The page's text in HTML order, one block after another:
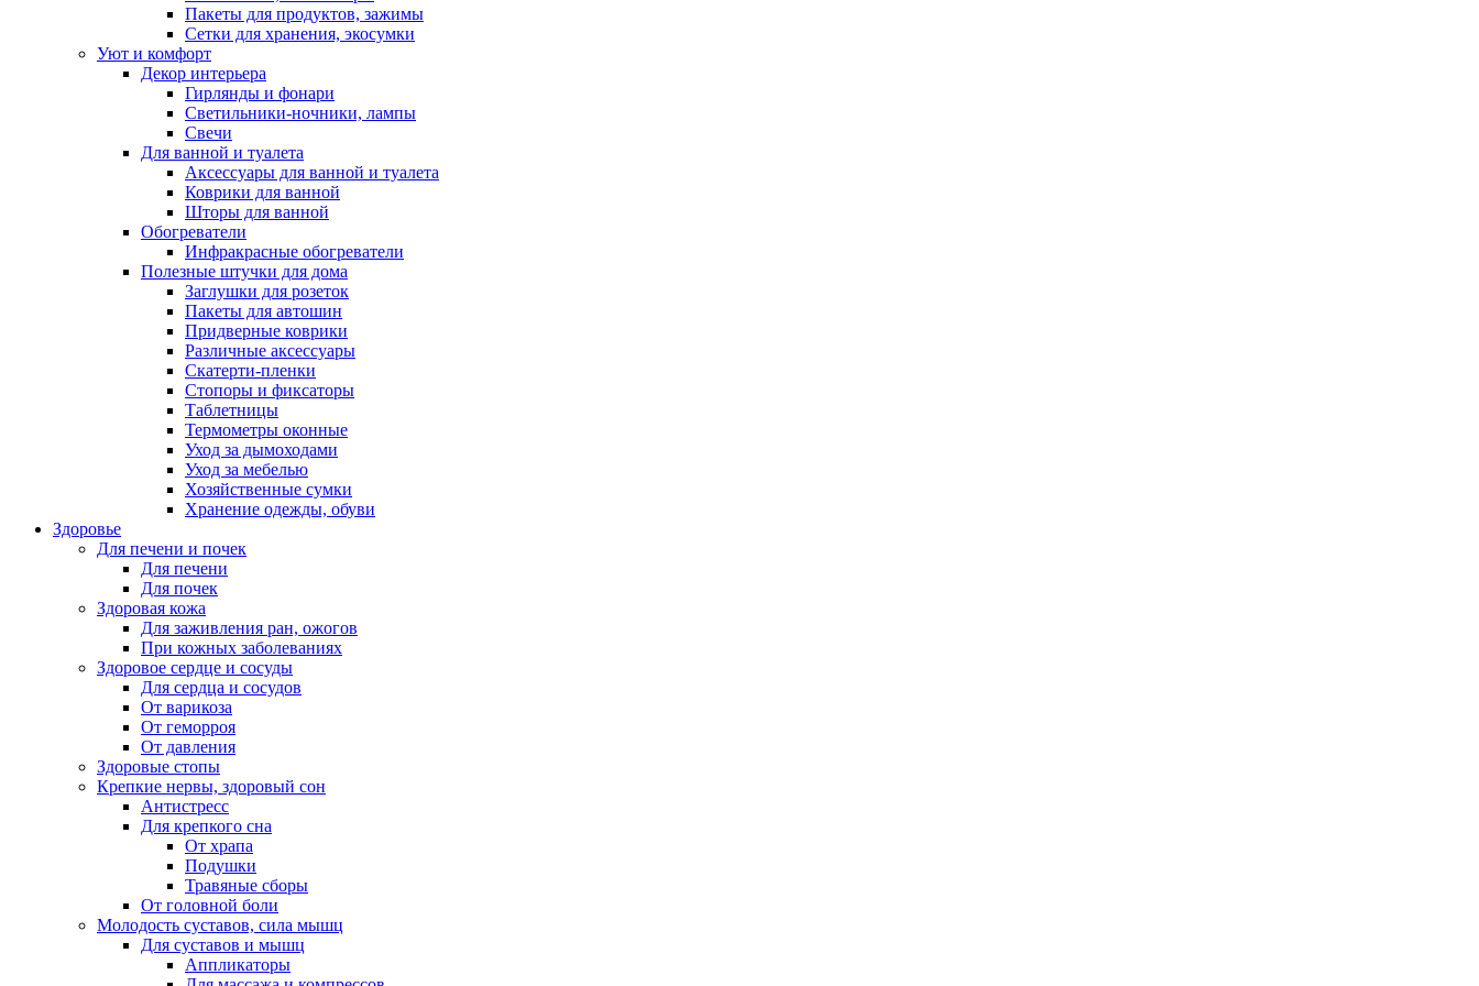
Пакеты для продуктов, зажимы
Сетки для хранения, экосумки
Уют и комфорт
Декор интерьера
Гирлянды и фонари
Светильники-ночники, лампы
Свечи
Для ванной и туалета
Аксессуары для ванной и туалета
Коврики для ванной
Шторы для ванной
Обогреватели
Инфракрасные обогреватели
Полезные штучки для дома
Заглушки для розеток
Пакеты для автошин
Придверные коврики
Различные аксессуары
Скатерти-пленки
Стопоры и фиксаторы
Таблетницы
Термометры оконные
Уход за дымоходами
Уход за мебелью
Хозяйственные сумки
Хранение одежды, обуви
Здоровье
Для печени и почек
Для печени
Для почек
Здоровая кожа
Для заживления ран, ожогов
При кожных заболеваниях
Здоровое сердце и сосуды
Для сердца и сосудов
От варикоза
От геморроя
От давления
Здоровые стопы
Крепкие нервы, здоровый сон
Антистресс
Для крепкого сна
От храпа
Подушки
Травяные сборы
От головной боли
Молодость суставов, сила мышц
Для суставов и мышц
Аппликаторы